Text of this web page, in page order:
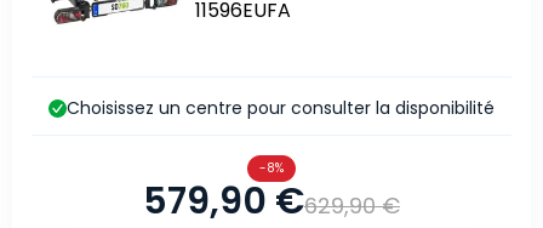
11596EUFA
579,90 €629,90 €
-8%
Choisissez un centre pour consulter la disponibilité